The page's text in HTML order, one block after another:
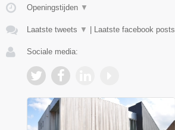
Openingstijden ▼
Laatste tweets ▼ Laatste facebook posts
Sociale media: